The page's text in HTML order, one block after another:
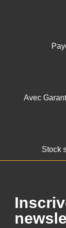
Stock
Avec